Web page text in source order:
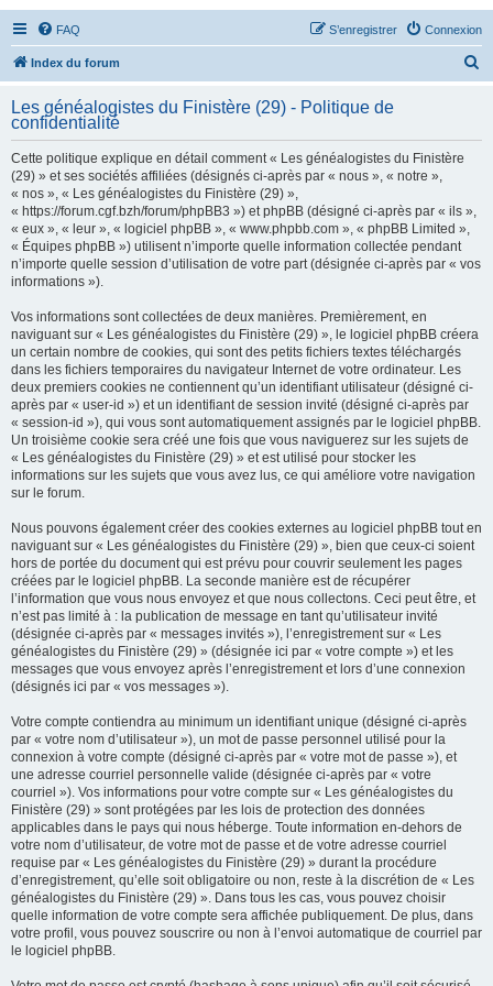
FAQ Connexion
S’enregistrer
Index du forum
h
Les généalogistes du Finistère (29) - Politique de
confidentialité
Cette politique explique en détail comment « Les généalogistes du Finistère
(29) » et ses sociétés affiliées (désignés ci-après par « nous », « notre »,
« nos », « Les généalogistes du Finistère (29) »,
« https://forum.cgf.bzh/forum/phpBB3 ») et phpBB (désigné ci-après par « ils »,
« eux », « leur », « logiciel phpBB », « www.phpbb.com », « phpBB Limited »,
« Équipes phpBB ») utilisent n’importe quelle information collectée pendant
n’importe quelle session d’utilisation de votre part (désignée ci-après par « vos
informations »).
Vos informations sont collectées de deux manières. Premièrement, en
naviguant sur « Les généalogistes du Finistère (29) », le logiciel phpBB créera
un certain nombre de cookies, qui sont des petits fichiers textes téléchargés
dans les fichiers temporaires du navigateur Internet de votre ordinateur. Les
deux premiers cookies ne contiennent qu’un identifiant utilisateur (désigné ci-
après par « user-id ») et un identifiant de session invité (désigné ci-après par
« session-id »), qui vous sont automatiquement assignés par le logiciel phpBB.
Un troisième cookie sera créé une fois que vous naviguerez sur les sujets de
« Les généalogistes du Finistère (29) » et est utilisé pour stocker les
informations sur les sujets que vous avez lus, ce qui améliore votre navigation
sur le forum.
Nous pouvons également créer des cookies externes au logiciel phpBB tout en
naviguant sur « Les généalogistes du Finistère (29) », bien que ceux-ci soient
hors de portée du document qui est prévu pour couvrir seulement les pages
créées par le logiciel phpBB. La seconde manière est de récupérer
l’information que vous nous envoyez et que nous collectons. Ceci peut être, et
n’est pas limité à : la publication de message en tant qu’utilisateur invité
(désignée ci-après par « messages invités »), l’enregistrement sur « Les
généalogistes du Finistère (29) » (désignée ici par « votre compte ») et les
messages que vous envoyez après l’enregistrement et lors d’une connexion
(désignés ici par « vos messages »).
Votre compte contiendra au minimum un identifiant unique (désigné ci-après
par « votre nom d’utilisateur »), un mot de passe personnel utilisé pour la
connexion à votre compte (désigné ci-après par « votre mot de passe »), et
une adresse courriel personnelle valide (désignée ci-après par « votre
courriel »). Vos informations pour votre compte sur « Les généalogistes du
Finistère (29) » sont protégées par les lois de protection des données
applicables dans le pays qui nous héberge. Toute information en-dehors de
votre nom d’utilisateur, de votre mot de passe et de votre adresse courriel
requise par « Les généalogistes du Finistère (29) » durant la procédure
d’enregistrement, qu’elle soit obligatoire ou non, reste à la discrétion de « Les
généalogistes du Finistère (29) ». Dans tous les cas, vous pouvez choisir
quelle information de votre compte sera affichée publiquement. De plus, dans
votre profil, vous pouvez souscrire ou non à l’envoi automatique de courriel par
le logiciel phpBB.